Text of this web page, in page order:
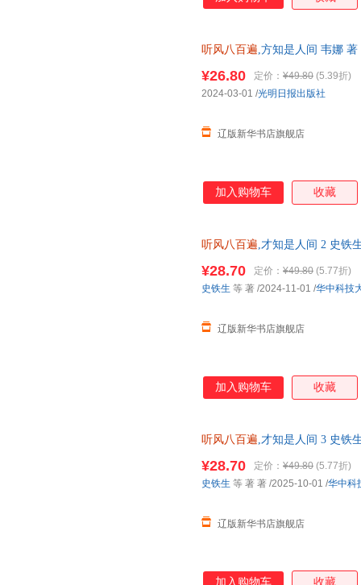
丝的温暖互动，更真实，更治
都是一个温柔的世界。爱和远
弛的人生。《听风八百遍，方
望每个人能与自己和解，活出
听风八百遍,方知是人间 韦娜 著
¥26.80 定价： ¥49.80 (5.39折)
辽版新华书店旗舰店
2024-03-01 /光明日报出版社
加入购物车 收藏
听风八百遍,才知是人间 2 史铁
¥28.70 定价： ¥49.80 (5.77折)
辽版新华书店旗舰店
史铁生 等 著 /2024-11-01 /华中科技
加入购物车 收藏
听风八百遍,才知是人间 3 史铁
¥28.70 定价： ¥49.80 (5.77折)
辽版新华书店旗舰店
史铁生 等 著 著 /2025-10-01 /华中科
加入购物车 收藏